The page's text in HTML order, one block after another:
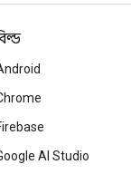
AI Studio